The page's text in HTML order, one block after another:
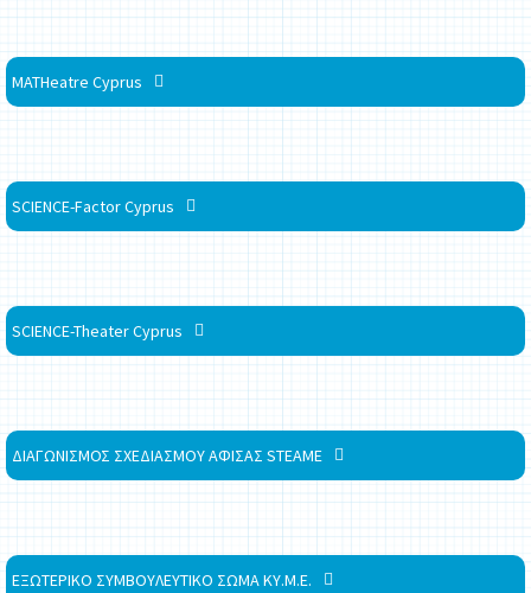
MATHeatre Cyprus
SCIENCE-Factor Cyprus
SCIENCE-Theater Cyprus
ΔΙΑΓΩΝΙΣΜΟΣ ΣΧΕΔΙΑΣΜΟΥ ΑΦΙΣΑΣ STEAME
ΕΞΩΤΕΡΙΚΟ ΣΥΜΒΟΥΛΕΥΤΙΚΟ ΣΩΜΑ ΚΥ.Μ.Ε.